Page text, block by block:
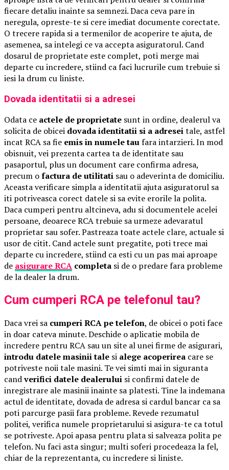
fiecare detaliu inainte sa semnezi. Daca ceva pare in
neregula, opreste-te si cere imediat documente corectate.
O trecere rapida si a termenilor de acoperire te ajuta, de
asemenea, sa intelegi ce va accepta asiguratorul. Cand
dosarul de proprietate este complet, poti merge mai
departe cu incredere, stiind ca faci lucrurile cum trebuie si
iesi la drum cu liniste.
Dovada identitatii si a adresei
Odata ce actele de proprietate sunt in ordine, dealerul va
solicita de obicei dovada identitatii si a adreseitale, astfel
incat RCA sa fie emis in numele taufara intarzieri. In mod
obisnuit, vei prezenta cartea ta de identitate sau
pasaportul, plus un document care confirma adresa,
precum ofactura de utilitati sau o adeverinta de domiciliu.
Aceasta verificare simpla a identitatii ajuta asiguratorul sa
iti potriveasca corect datele si sa evite erorile la polita.
Daca cumperi pentru altcineva, adu si documentele acelei
persoane, deoarece RCA trebuie sa urmeze adevaratul
proprietar sau sofer. Pastreaza toate actele clare, actuale si
usor de citit. Cand actele sunt pregatite, poti trece mai
departe cu incredere, stiind ca esti cu un pas mai aproape
de asigurare RCA completa si de o predare fara probleme
de la dealer la drum.
Cum cumperi RCA pe telefonul tau?
Daca vrei sa cumperi RCA pe telefon, de obicei o poti face
in doar cateva minute. Deschide o aplicatie mobila de
incredere pentru RCA sau un site al unei firme de asigurari,
introdu datele masinii tale si alege acoperirea care se
potriveste noii tale masini. Te vei simti mai in siguranta
candverifici datele dealerului si confirmi datele de
inregistrare ale masinii inainte sa platesti. Tine la indemana
actul de identitate, dovada de adresa si cardul bancar ca sa
poti parcurge pasii fara probleme. Revede rezumatul
politei, verifica numele proprietarului si asigura-te ca totul
se potriveste. Apoi apasa pentru plata si salveaza polita pe
telefon. Nu faci asta singur; multi soferi procedeaza la fel,
chiar de la reprezentanta, cu incredere si liniste.